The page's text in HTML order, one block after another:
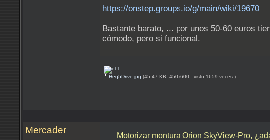
https://onstep.groups.io/g/main/wiki/19670
Bastante barato, ... por unos 50-60 euros
cómodo, pero si funcional.
Heq5Drive.jpg (45.47 KB, 450x600 - visto 1659 veces.)
Mercader
Motorizar montura Orion SkyView-Pro,